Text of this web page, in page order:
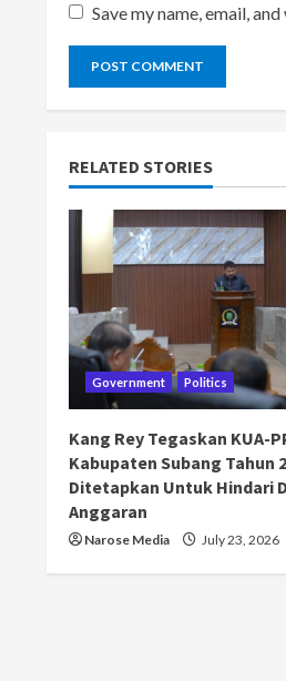
Save my name, email,
RELATED STORIES
Government Politics
Kang Rey Tegaskan KUA-
Kabupaten Subang Tahun
Ditetapkan Untuk Hindari
Anggaran
Narose Media July 23, 2026